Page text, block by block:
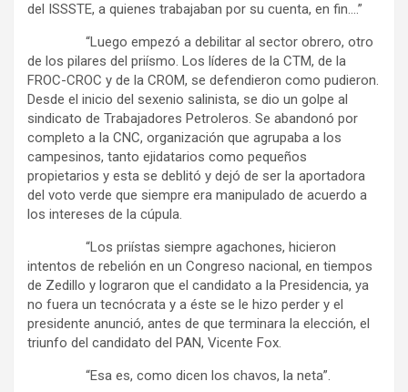
del ISSSTE, a quienes trabajaban por su cuenta, en fin….”
“Luego empezó a debilitar al sector obrero, otro
de los pilares del priísmo. Los líderes de la CTM, de la
FROC-CROC y de la CROM, se defendieron como pudieron.
Desde el inicio del sexenio salinista, se dio un golpe al
sindicato de Trabajadores Petroleros. Se abandonó por
completo a la CNC, organización que agrupaba a los
campesinos, tanto ejidatarios como pequeños
propietarios y esta se deblitó y dejó de ser la aportadora
del voto verde que siempre era manipulado de acuerdo a
los intereses de la cúpula.
“Los priístas siempre agachones, hicieron
intentos de rebelión en un Congreso nacional, en tiempos
de Zedillo y lograron que el candidato a la Presidencia, ya
no fuera un tecnócrata y a éste se le hizo perder y el
presidente anunció, antes de que terminara la elección, el
triunfo del candidato del PAN, Vicente Fox.
“Esa es, como dicen los chavos, la neta”.